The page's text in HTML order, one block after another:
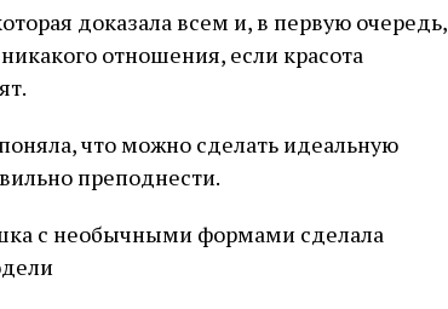
доказала всем и, в первую очередь,
отношения, если красота
что можно сделать идеальную
преподнести.